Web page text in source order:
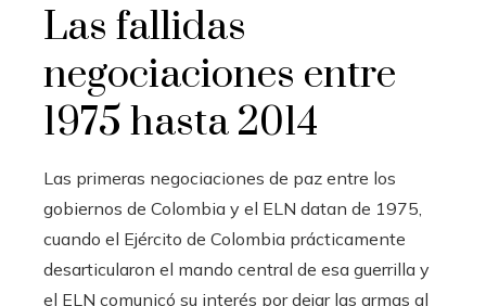
Las fallidas
negociaciones entre
1975 hasta 2014
Las primeras negociaciones de paz entre los
gobiernos de Colombia y el ELN datan de 1975,
cuando el Ejército de Colombia prácticamente
desarticularon el mando central de esa guerrilla y
el ELN comunicó su interés por dejar las armas al